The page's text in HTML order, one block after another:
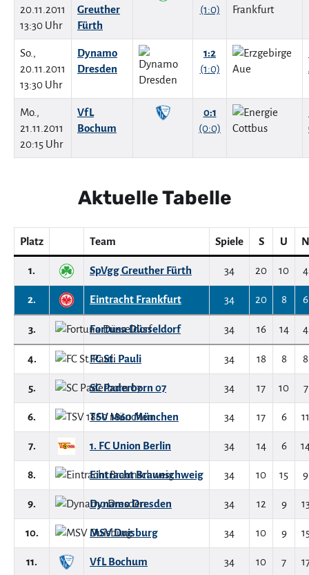
20.11.2011
13:30 Uhr
Greuther
Fürth
(1:0)
So.,
20.11.2011
13:30 Uhr
Dynamo
Dresden
1:2
(1:0)
Mo.,
21.11.2011
20:15 Uhr
VfL
Bochum
0:1
(0:0)
Aktuelle Tabelle
Platz Team Spiele S U N
1. SpVgg Greuther Fürth 34 20 10 4
2. Eintracht Frankfurt 34 20 8 6
3. Fortuna Düsseldorf 34 16 14 4
4. FC St. Pauli 34 18 8 8
5. SC Paderborn 07 34 17 10 7
6. TSV 1860 München 34 17 6 11
7. 1. FC Union Berlin 34 14 6
8. Eintracht Braunschweig 34 10 15 9
9. Dynamo Dresden 34 12 9
10. MSV Duisburg 34 10 9
11. VfL Bochum 34 10 7